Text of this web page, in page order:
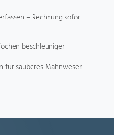
– Rechnung sofort
beschleunigen
für sauberes Mahnwesen